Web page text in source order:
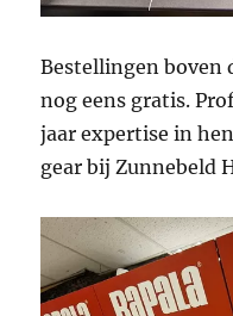
Bestellingen boven
nog eens gratis.
jaar expertise in
gear bij Zunnebeld